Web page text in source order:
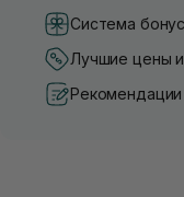
Система
Лучшие цены